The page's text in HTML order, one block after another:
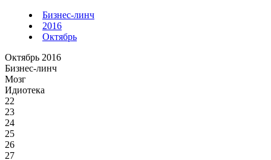
Бизнес-линч
2016
Октябрь
Октябрь 2016
Бизнес-линч
Мозг
Идиотека
22
23
24
25
26
27